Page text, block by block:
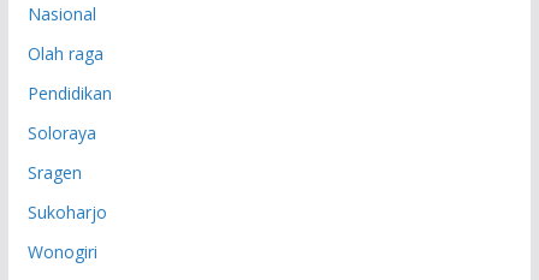
Nasional
Olah raga
Pendidikan
Soloraya
Sragen
Sukoharjo
Wonogiri